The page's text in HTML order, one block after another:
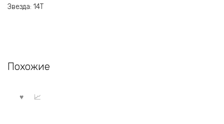
Звезда: 14T
Похожие